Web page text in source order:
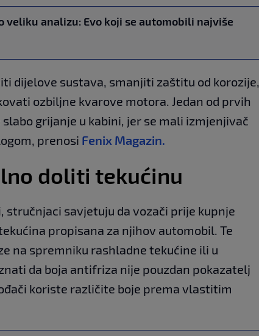
veliku analizu: Evo koji se automobili najviše
dijelove sustava, smanjiti zaštitu od korozije,
ozbiljne kvarove motora. Jedan od prvih
grijanje u kabini, jer se mali izmjenjivač
prenosi Fenix Magazin.
doliti tekućinu
stručnjaci savjetuju da vozači prije kupnje
propisana za njihov automobil. Te
na spremniku rashladne tekućine ili u
da boja antifriza nije pouzdan pokazatelj
koriste različite boje prema vlastitim